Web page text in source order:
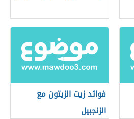
فوائد زيت الزيتون مع
الزنجبيل